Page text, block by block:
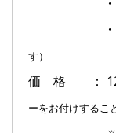
・ テー
す）
価 格 ：
ーをお付けするこ